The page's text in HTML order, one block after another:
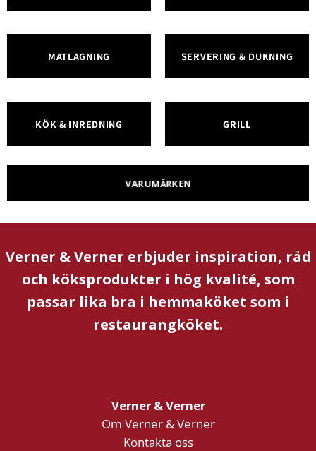
MATLAGNING SERVERING & DUKNING
KÖK & INREDNING GRILL
VARUMÄRKEN
Verner & Verner erbjuder inspiration, råd
och köksprodukter i hög kvalité, som
passar lika bra i hemmaköket som i
restaurangköket.
Verner & Verner
Om Verner & Verner
Kontakta oss